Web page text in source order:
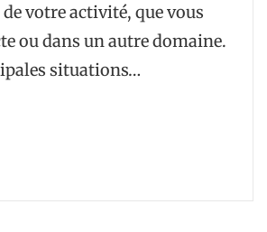
votre activité, que vous
ou dans un autre domaine.
situations…